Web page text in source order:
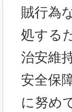
賊行為
処する
治安維
安全保
に努め